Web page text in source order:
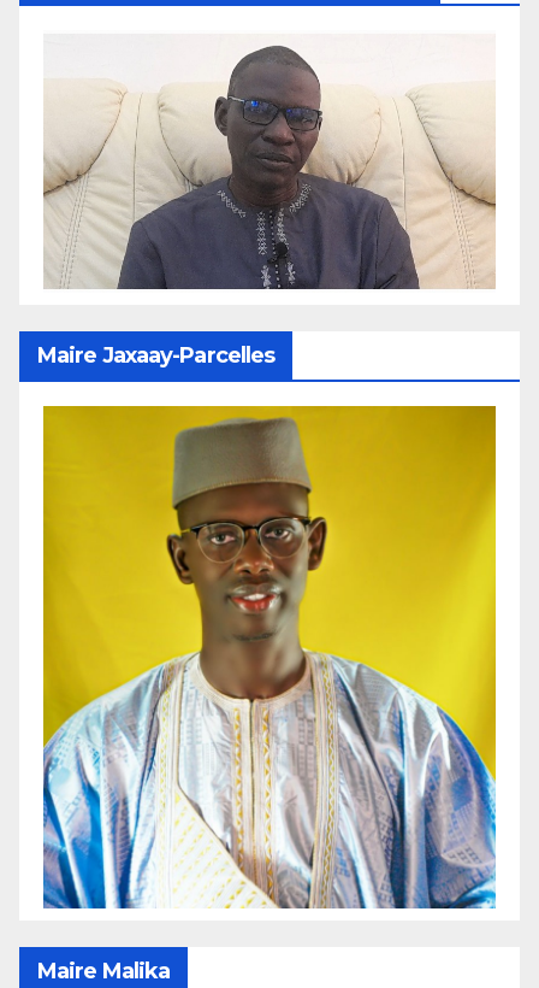
Maire Jaxaay-Parcelles
Maire Malika